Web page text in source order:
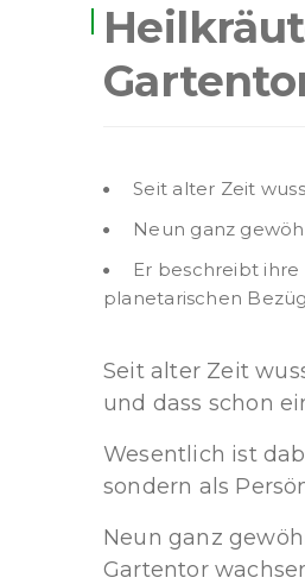
Seit alter Zeit
Neun ganz
Er beschreibt
planetarischen
Seit alter Zeit
und dass schon
Wesentlich ist
sondern als
Neun ganz
Gartentor